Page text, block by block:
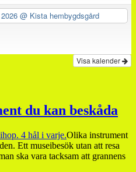
@ Kista hembygdsgård
Visa kalender
du kan beskåda
Olika instrument
Ett museibesök utan att resa
ska vara tacksam att grannens